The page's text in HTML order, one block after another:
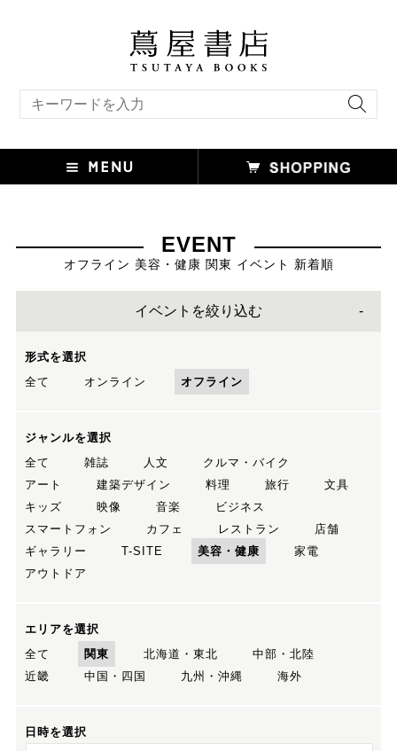
EVENT
オフライン 美容・健康 関東 イベント 新着順
イベントを絞り込む
形式を選択
全て
オンライン オフライン
ジャンルを選択
全て
雑誌 人文
クルマ・バイク
アート
建築デザイン 料理 旅行
文具
キッズ
映像 音楽
ビジネス
スマートフォン
カフェ レストラン
店舗
ギャラリー
T-SITE 美容・健康
家電
アウトドア
エリアを選択
全て
関東 北海道・東北
中部・北陸
近畿
中国・四国 九州・沖縄 海外
日時を選択